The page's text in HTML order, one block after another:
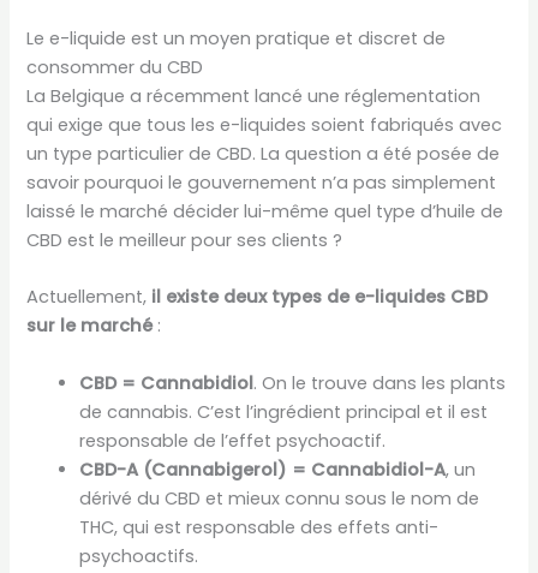
Le e-liquide est un moyen pratique et discret de
consommer du CBD
La Belgique a récemment lancé une réglementation
qui exige que tous les e-liquides soient fabriqués avec
un type particulier de CBD. La question a été posée de
savoir pourquoi le gouvernement n’a pas simplement
laissé le marché décider lui-même quel type d’huile de
CBD est le meilleur pour ses clients ?
Actuellement, il existe deux types de e-liquides CBD
sur le marché:
CBD = Cannabidiol. On le trouve dans les plants
de cannabis. C’est l’ingrédient principal et il est
responsable de l’effet psychoactif.
CBD-A (Cannabigerol) = Cannabidiol-A, un
dérivé du CBD et mieux connu sous le nom de
THC, qui est responsable des effets anti-
psychoactifs.